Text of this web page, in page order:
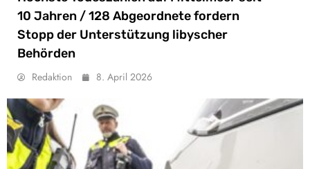
10 Jahren / 128 Abgeordnete fordern
Stopp der Unterstützung libyscher
Behörden
Redaktion 8. April 2026